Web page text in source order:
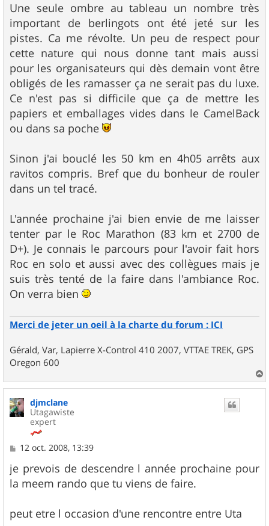
Une seule ombre au tableau un nombre très
important de berlingots ont été jeté sur les
pistes. Ca me révolte. Un peu de respect pour
cette nature qui nous donne tant mais aussi
pour les organisateurs qui dès demain vont être
obligés de les ramasser ça ne serait pas du luxe.
Ce n'est pas si difficile que ça de mettre les
papiers et emballages vides dans le CamelBack
ou dans sa poche
Sinon j'ai bouclé les 50 km en 4h05 arrêts aux
ravitos compris. Bref que du bonheur de rouler
dans un tel tracé.
L'année prochaine j'ai bien envie de me laisser
tenter par le Roc Marathon (83 km et 2700 de
D+). Je connais le parcours pour l'avoir fait hors
Roc en solo et aussi avec des collègues mais je
suis très tenté de la faire dans l'ambiance Roc.
On verra bien
Merci de jeter un oeil à la charte du forum : ICI
Gérald, Var, Lapierre X-Control 410 2007, VTTAE TREK, GPS
Oregon 600
a
djmclane
Utagawiste
expert
M
s
s
a
12 oct. 2008, 13:39
je prevois de descendre l année prochaine pour
la meem rando que tu viens de faire.
peut etre l occasion d'une rencontre entre Uta